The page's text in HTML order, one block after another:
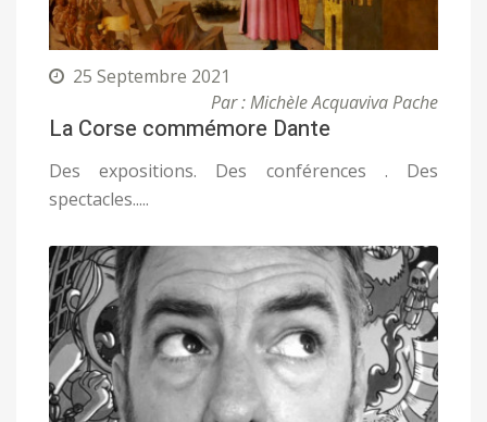
25 Septembre 2021
Par : Michèle Acquaviva Pache
La Corse commémore Dante
Des expositions. Des conférences . Des
spectacles.....